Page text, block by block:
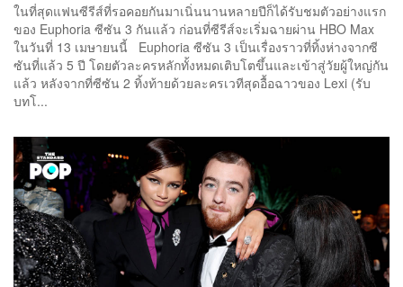
ในที่สุดแฟนซีรีส์ที่รอคอยกันมาเนิ่นนานหลายปีก็ได้รับชมตัวอย่างแรก
ของ Euphoria ซีซัน 3 กันแล้ว ก่อนที่ซีรีส์จะเริ่มฉายผ่าน HBO Max
ในวันที่ 13 เมษายนนี้ Euphoria ซีซัน 3 เป็นเรื่องราวที่ทิ้งห่างจากซี
ซันที่แล้ว 5 ปี โดยตัวละครหลักทั้งหมดเติบโตขึ้นและเข้าสู่วัยผู้ใหญ่กัน
แล้ว หลังจากที่ซีซัน 2 ทิ้งท้ายด้วยละครเวทีสุดอื้อฉาวของ Lexi (รับ
บทโ...